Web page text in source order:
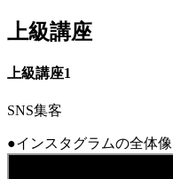
jpca.co
上級講座
上級講座1
SNS集客
●インスタグラムの全体像